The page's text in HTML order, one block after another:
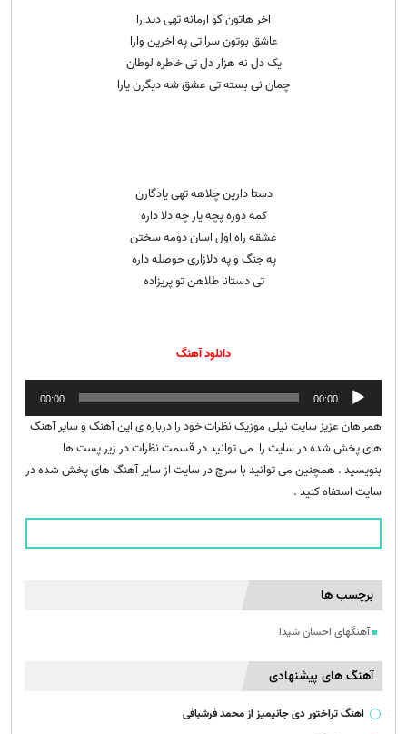
اخر هاتون گو ارمانه تهی دیدارا
عاشق بوتون سرا تی په اخرین وارا
یک دل نه هزار دل تی خاطره لوطان
چمان نی بسته تی عشق شه دیگرن یارا
دستا دارین چلاهه تهی یادگارن
کمه دوره پچه یار چه دلا داره
عشقه راه اول اسان دومه سختن
په جنگ و په دلازاری حوصله داره
تی دستانا طلاهن تو پریزاده
دانلود آهنگ
پخش‌کننده
صوت
00:00
00:00
همراهان عزیز سایت نیلی موزیک نظرات خود را درباره ی این آهنگ و سایر آهنگ
های پخش شده در سایت را می توانید در قسمت نظرات در زیر پست ها
بنویسید . همچنین می توانید با سرچ در سایت از سایر آهنگ های پخش شده در
سایت استفاه کنید .
برچسب ها
آهنگهای احسان شیدا
آهنگ های پیشنهادی
اهنگ تراختور دی جانیمیز از محمد فرشبافی